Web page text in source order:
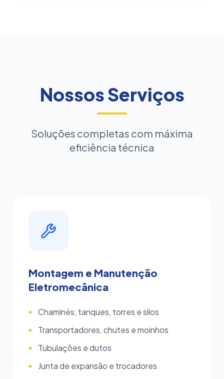
Nossos Serviços
Soluções completas com máxima
eficiência técnica
Montagem e Manutenção
Eletromecânica
● Chaminés, tanques, torres e silos
● Transportadores, chutes e moinhos
● Tubulações e dutos
●
Junta de expansão e trocadores